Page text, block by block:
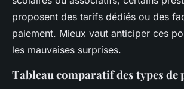
proposent des tarifs dédiés ou des
paiement. Mieux vaut anticiper ces
les mauvaises surprises.
Tableau comparatif des types de